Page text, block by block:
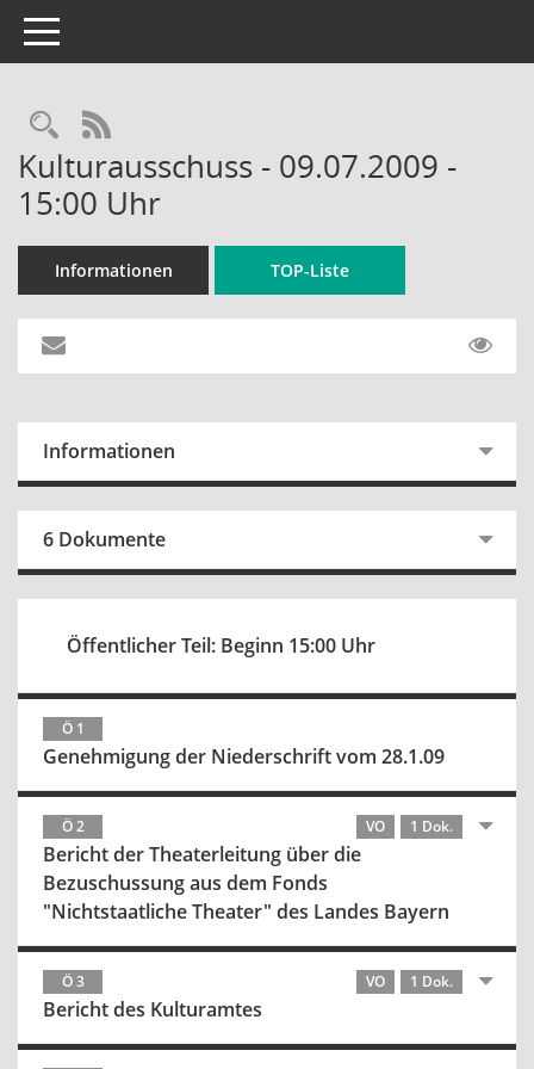
Toggle navigation
Rechercheauswahl
RSS-Feed
Kulturausschuss - 09.07.2009 -
15:00 Uhr
Informationen TOP-Liste
Informationen
6 Dokumente
Öffentlicher Teil: Beginn 15:00 Uhr
Ö 1
Genehmigung der Niederschrift vom 28.1.09
Ö 2 VO 1 Dok.
Bericht der Theaterleitung über die
Bezuschussung aus dem Fonds
"Nichtstaatliche Theater" des Landes Bayern
Ö 3 VO 1 Dok.
Bericht des Kulturamtes